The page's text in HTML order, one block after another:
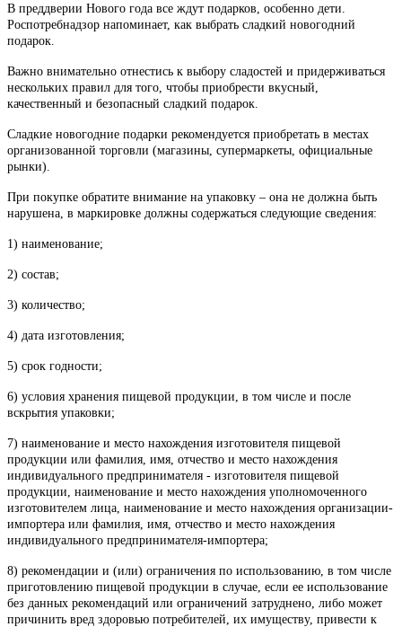
В преддверии Нового года все ждут подарков, особенно дети.
Роспотребнадзор напоминает, как выбрать сладкий новогодний
подарок.
Важно внимательно отнестись к выбору сладостей и придерживаться
нескольких правил для того, чтобы приобрести вкусный,
качественный и безопасный сладкий подарок.
Сладкие новогодние подарки рекомендуется приобретать в местах
организованной торговли (магазины, супермаркеты, официальные
рынки).
При покупке обратите внимание на упаковку – она не должна быть
нарушена, в маркировке должны содержаться следующие сведения:
1) наименование;
2) состав;
3) количество;
4) дата изготовления;
5) срок годности;
6) условия хранения пищевой продукции, в том числе и после
вскрытия упаковки;
7) наименование и место нахождения изготовителя пищевой
продукции или фамилия, имя, отчество и место нахождения
индивидуального предпринимателя - изготовителя пищевой
продукции, наименование и место нахождения уполномоченного
изготовителем лица, наименование и место нахождения организации-
импортера или фамилия, имя, отчество и место нахождения
индивидуального предпринимателя-импортера;
8) рекомендации и (или) ограничения по использованию, в том числе
приготовлению пищевой продукции в случае, если ее использование
без данных рекомендаций или ограничений затруднено, либо может
причинить вред здоровью потребителей, их имуществу, привести к